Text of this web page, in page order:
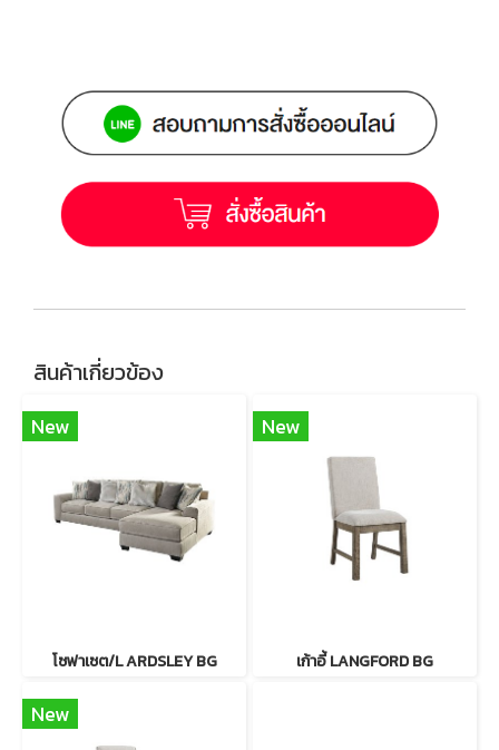
สินค้าเกี่ยวข้อง
New
โซฟาเซต/L ARDSLEY BG
New
เก้าอี้ LANGFORD BG
New